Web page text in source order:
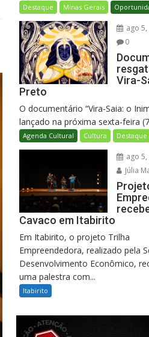
Destaque Minas Gerais
ago
0
Vira-
Preto
O documentário “Vira-Saia: o
lançado na próxima sexta-feira
Agenda Cultural Cultura Destaque
ago
Júlia
Cavaco em Itabirito
Em Itabirito, o projeto Trilha
Empreendedora, realizado pela
Desenvolvimento Econômico,
uma palestra com...
Itabirito